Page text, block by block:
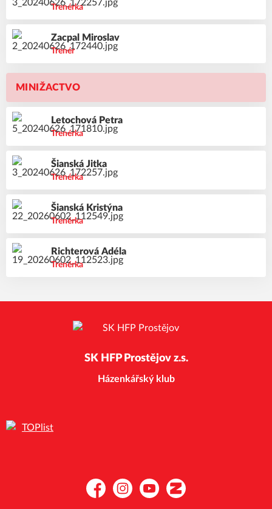
Trenérka
Miroslav
Zacpal
Trenér
MINIŽACTVO
Petra
Letochová
Trenérka
Jitka
Šianská
Trenérka
Kristýna
Šianská
Trenérka
Adéla
Richterová
Trenérka
SK HFP Prostějov z.s.
Házenkářský klub
FacebookInstagramYouTubeZonerama